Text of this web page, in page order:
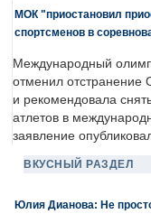
МОК "приостановил
спортсменов в
Международный
отменил отстранение
и рекомендовала
атлетов в
заявление
ВКУСНЫЙ РАЗДЕЛ
Юлия Дианова: Не